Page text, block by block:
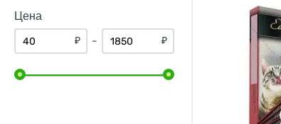
мята
овес
Цена
₽ – ₽